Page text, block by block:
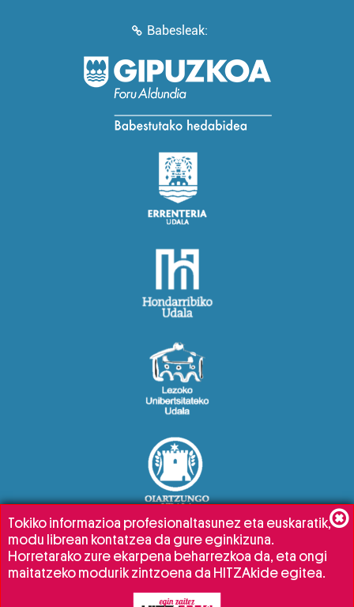
Babesleak:
Tokiko informazioa profesionaltasunez eta euskaratik,
modu librean kontatzea da gure eginkizuna.
Horretarako zure ekarpena beharrezkoa da, eta ongi
maitatzeko modurik zintzoena da HITZAkide egitea.